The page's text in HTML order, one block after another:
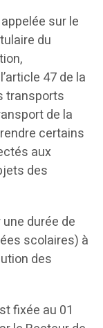
sur le
du
47 de la
transports
de la
certains
aux
des
durée de
scolaires) à
des
fixée au 01